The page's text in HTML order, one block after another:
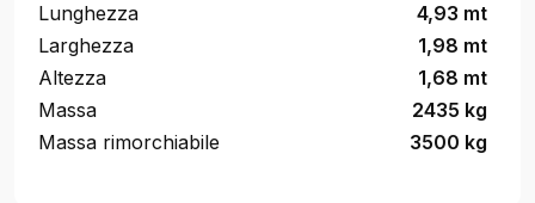
Lunghezza
4,93 mt
Larghezza
1,98 mt
Altezza
1,68 mt
Massa
2435 kg
Massa rimorchiabile
3500 kg